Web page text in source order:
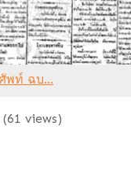
พท์ ฉบ...
(61 views)